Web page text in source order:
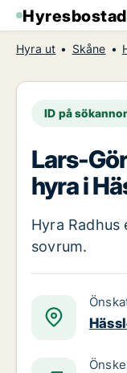
Hyresbostad
Hyra ut Skåne
ID på
Lars-
hyra i
Hyra
sovrum.